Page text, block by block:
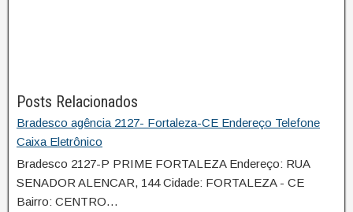
Posts Relacionados
Bradesco agência 2127- Fortaleza-CE Endereço Telefone
Caixa Eletrônico
Bradesco 2127-P PRIME FORTALEZA Endereço: RUA
SENADOR ALENCAR, 144 Cidade: FORTALEZA - CE
Bairro: CENTRO…